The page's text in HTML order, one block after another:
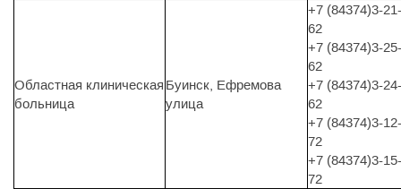
Областная клиническая
больница
Буинск, Ефремова
улица
+7 (84374)3-21-
62
+7 (84374)3-25-
62
+7 (84374)3-24-
62
+7 (84374)3-12-
72
+7 (84374)3-15-
72